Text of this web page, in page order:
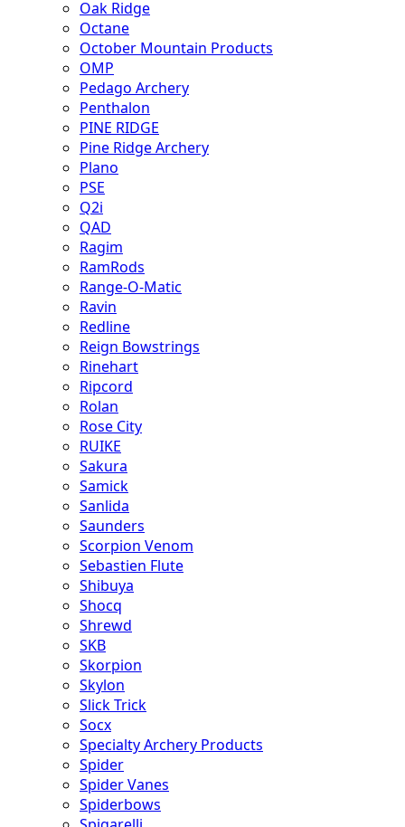
Oak Ridge
Octane
October Mountain Products
OMP
Pedago Archery
Penthalon
PINE RIDGE
Pine Ridge Archery
Plano
PSE
Q2i
QAD
Ragim
RamRods
Range-O-Matic
Ravin
Redline
Reign Bowstrings
Rinehart
Ripcord
Rolan
Rose City
RUIKE
Sakura
Samick
Sanlida
Saunders
Scorpion Venom
Sebastien Flute
Shibuya
Shocq
Shrewd
SKB
Skorpion
Skylon
Slick Trick
Socx
Specialty Archery Products
Spider
Spider Vanes
Spiderbows